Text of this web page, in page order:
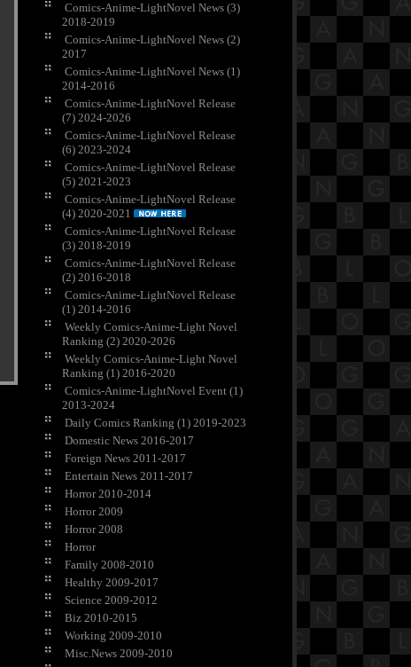
Comics-Anime-LightNovel News (3)
2018-2019
Comics-Anime-LightNovel News (2)
2017
Comics-Anime-LightNovel News (1)
2014-2016
Comics-Anime-LightNovel Release
(7) 2024-2026
Comics-Anime-LightNovel Release
(6) 2023-2024
Comics-Anime-LightNovel Release
(5) 2021-2023
Comics-Anime-LightNovel Release
(4) 2020-2021
Comics-Anime-LightNovel Release
(3) 2018-2019
Comics-Anime-LightNovel Release
(2) 2016-2018
Comics-Anime-LightNovel Release
(1) 2014-2016
Weekly Comics-Anime-Light Novel
Ranking (2) 2020-2026
Weekly Comics-Anime-Light Novel
Ranking (1) 2016-2020
Comics-Anime-LightNovel Event (1)
2013-2024
Daily Comics Ranking (1) 2019-2023
Domestic News 2016-2017
Foreign News 2011-2017
Entertain News 2011-2017
Horror 2010-2014
Horror 2009
Horror 2008
Horror
Family 2008-2010
Healthy 2009-2017
Science 2009-2012
Biz 2010-2015
Working 2009-2010
Misc.News 2009-2010